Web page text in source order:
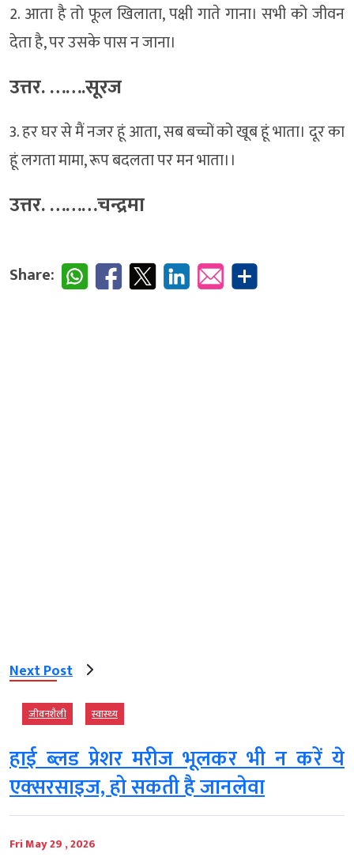
2. आता है तो फूल खिलाता, पक्षी गाते गाना। सभी को जीवन
देता है, पर उसके पास न जाना।
उत्तर. …….सूरज
3. हर घर से मैं नजर हूं आता, सब बच्चों को खूब हूं भाता। दूर का
हूं लगता मामा, रूप बदलता पर मन भाता।।
उत्तर. ………चन्द्रमा
Share:
Next Post
जीवनशैली स्‍वास्‍थ्‍य
हाई ब्लड प्रेशर मरीज भूलकर भी न करें ये
एक्‍सरसाइज, हो सकती है जानलेवा
Fri May 29 , 2026